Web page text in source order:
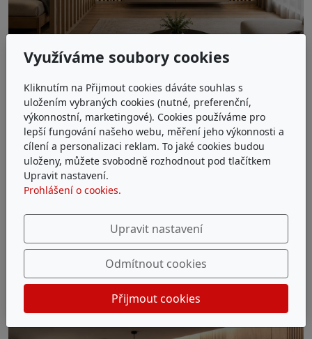
Využíváme soubory cookies
Kliknutím na Přijmout cookies dáváte souhlas s
uložením vybraných cookies (nutné, preferenční,
výkonnostní, marketingové). Cookies používáme pro
lepší fungování našeho webu, měření jeho výkonnosti a
cílení a personalizaci reklam. To jaké cookies budou
uloženy, můžete svobodně rozhodnout pod tlačítkem
Upravit nastavení.
Prohlášení o cookies.
Upravit nastavení
Odmítnout cookies
Přijmout cookies